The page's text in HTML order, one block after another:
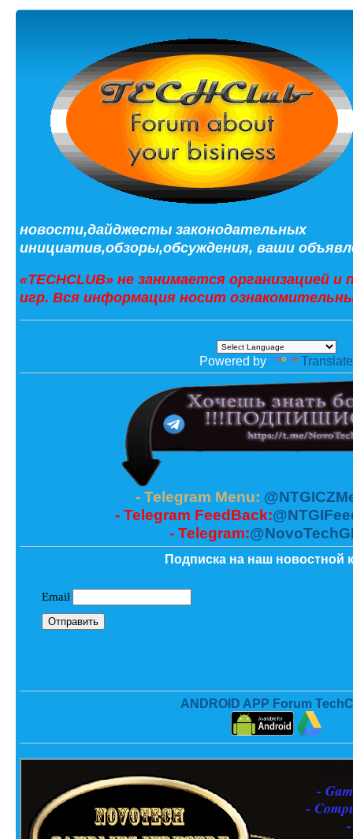
новости,дайджесты законодательных
инициатив,обзоры,обсуждения, ваши
«TECHCLUB» не занимается организацией
игр. Вся информация носит
Powered by Translate
- Telegram Menu:
- Telegram FeedBack:
- Telegram:
Подписка на наш новостной
ANDROID APP Forum